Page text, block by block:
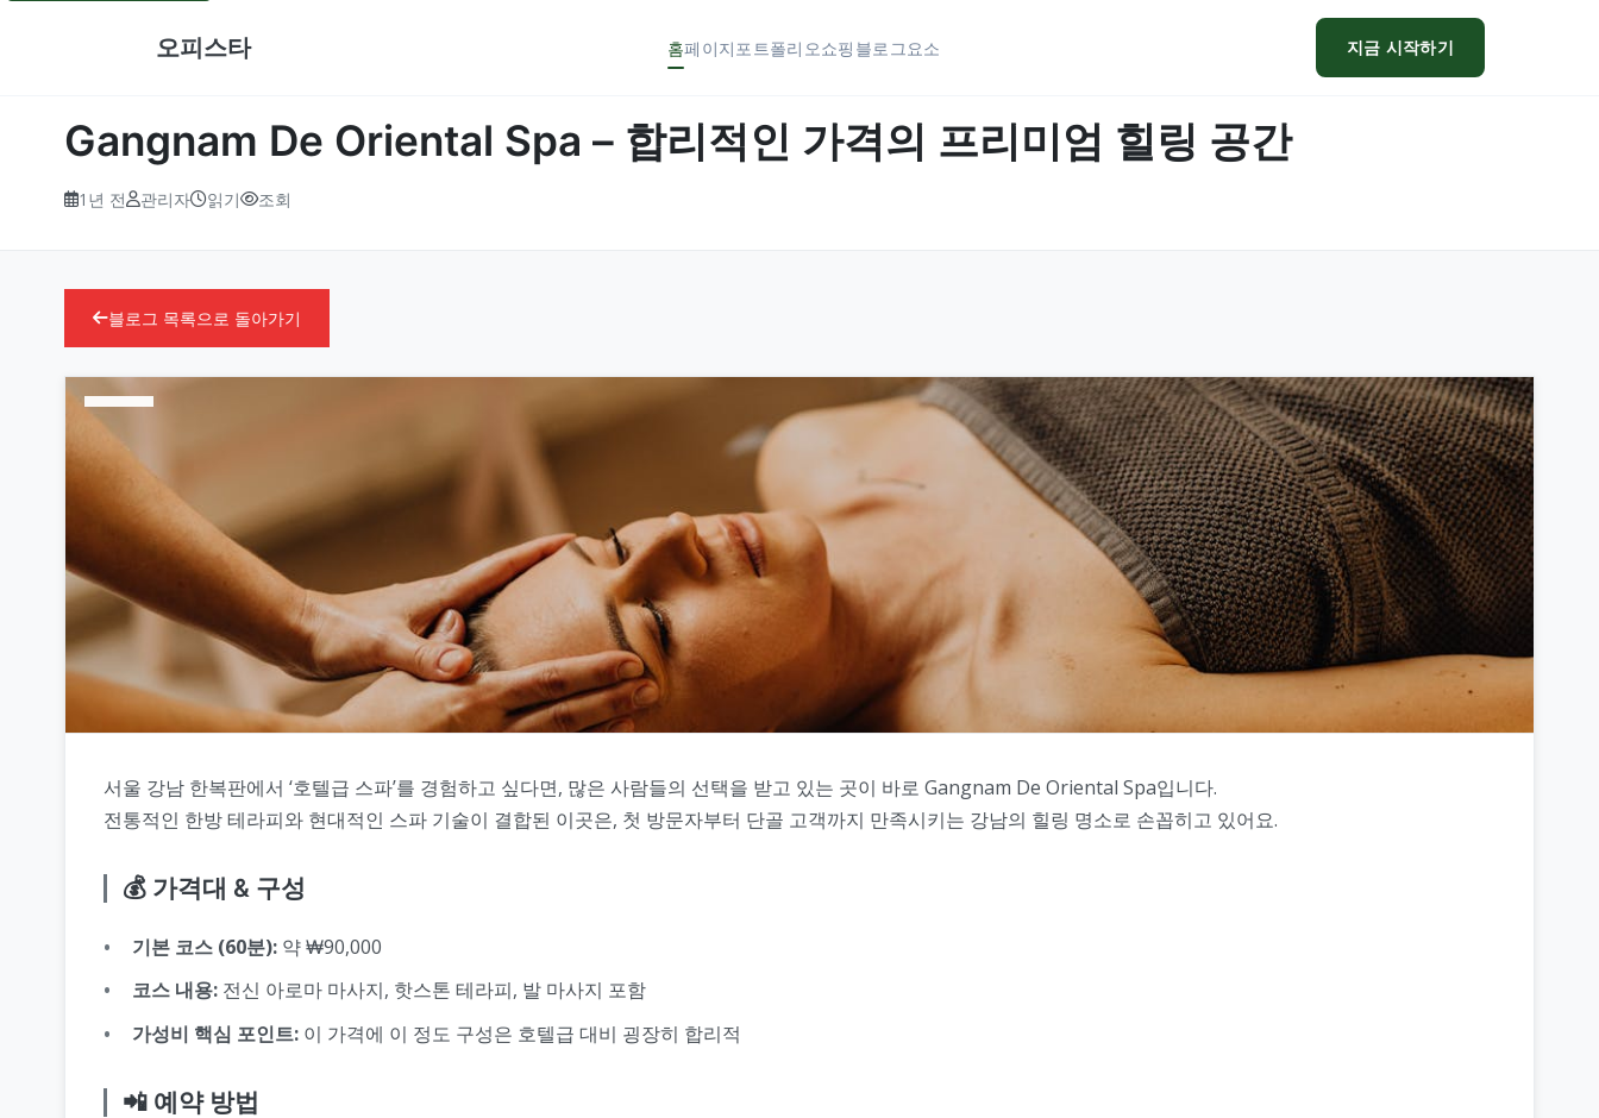
오피스타 홈페이지 포트폴리오쇼핑 블로그 요소 지금 시작하기
Gangnam De Oriental Spa – 합리적인 가격의 프리미엄 힐링 공간
1년 전 관리자 읽기 조회
블로그 목록으로 돌아가기
서울 강남 한복판에서 ‘호텔급 스파’를 경험하고 싶다면, 많은 사람들의 선택을 받고 있는 곳이 바로 Gangnam De Oriental Spa입니다.
전통적인 한방 테라피와 현대적인 스파 기술이 결합된 이곳은, 첫 방문자부터 단골 고객까지 만족시키는 강남의 힐링 명소로 손꼽히고 있어요.
💰 가격대 & 구성
기본 코스 (60분): 약 ₩90,000
코스 내용: 전신 아로마 마사지, 핫스톤 테라피, 발 마사지 포함
가성비 핵심 포인트: 이 가격에 이 정도 구성은 호텔급 대비 굉장히 합리적
📲 예약 방법